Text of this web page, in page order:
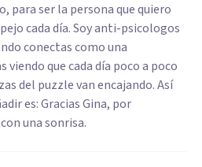
para ser la persona que quiero
cada día. Soy anti-psicologos
conectas como una
viendo que cada día poco a poco
del puzzle van encajando. Así
es: Gracias Gina, por
una sonrisa.